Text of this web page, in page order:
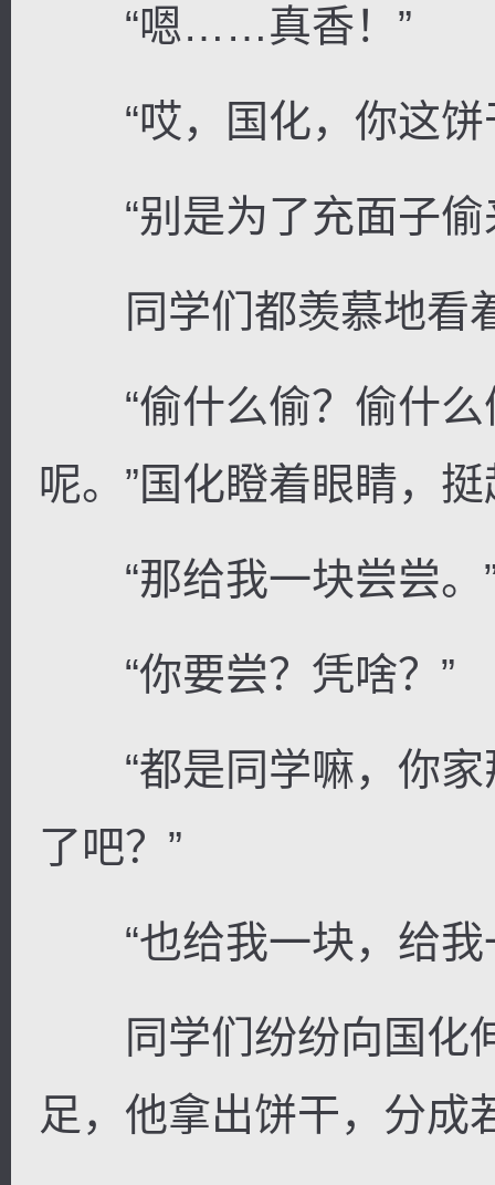
“嗯……真香！”
“哎，国化，你这饼
“别是为了充面子偷
同学们都羡慕地看
“偷什么偷？偷什么
呢。”国化瞪着眼睛，
“那给我一块尝尝。
“你要尝？凭啥？”
“都是同学嘛，你家
了吧？”
“也给我一块，给我
同学们纷纷向国化
足，他拿出饼干，分成